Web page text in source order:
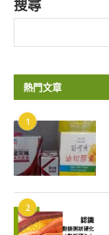
搜尋
熱門文章
1
2